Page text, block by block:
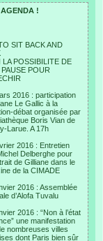
AGENDA !
SIT BACK AND
LA POSSIBILITE DE
PAUSE POUR
2016 : participation
Le Gallic à la
débat organisée par
Boris Vian de
Larue. A 17h
2016 : Entretien
Delberghe pour
de Gilliane dans le
de la CIMADE
2016 : Assemblée
d’Alofa Tuvalu
2016 : “Non à l’état
une manifestation
nombreuses villes
dont Paris bien sûr